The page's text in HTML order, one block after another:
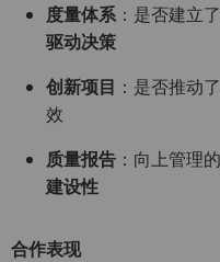
度量体系：是否建立
驱动决策
创新项目 ：是否推动
效
质量报告 ：向上管理
建设性
合作表现